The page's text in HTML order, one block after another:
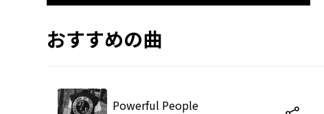
おすすめの曲
Powerful People